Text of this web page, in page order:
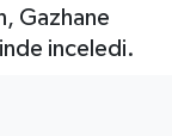
Gazhane
inceledi.